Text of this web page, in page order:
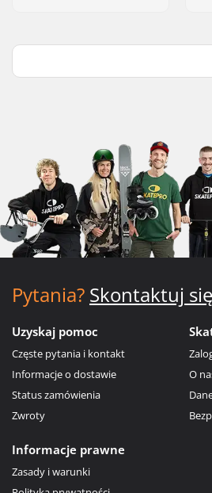
Pytania? Skontaktuj
Uzyskaj pomoc
Częste pytania i kontakt
Informacje o dostawie
Status zamówienia
Zwroty
O
Informacje prawne
Zasady i warunki